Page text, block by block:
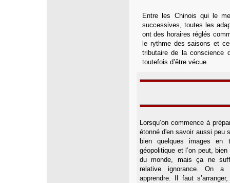
Entre les Chinois qui le
successives, toutes les
ont des horaires réglés
le rythme des saisons et
tributaire de la conscience
toutefois d’être vécue.
Lorsqu’on commence à
étonné d'en savoir aussi peu
bien quelques images en
géopolitique et l’on peut,
du monde, mais ça ne
relative ignorance. On a
apprendre. Il faut